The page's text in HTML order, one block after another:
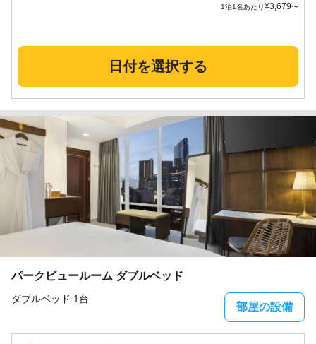
1泊1名あたり¥3,679〜
日付を選択する
パークビュールーム ダブルベッド
ダブルベッド 1台
部屋の設備